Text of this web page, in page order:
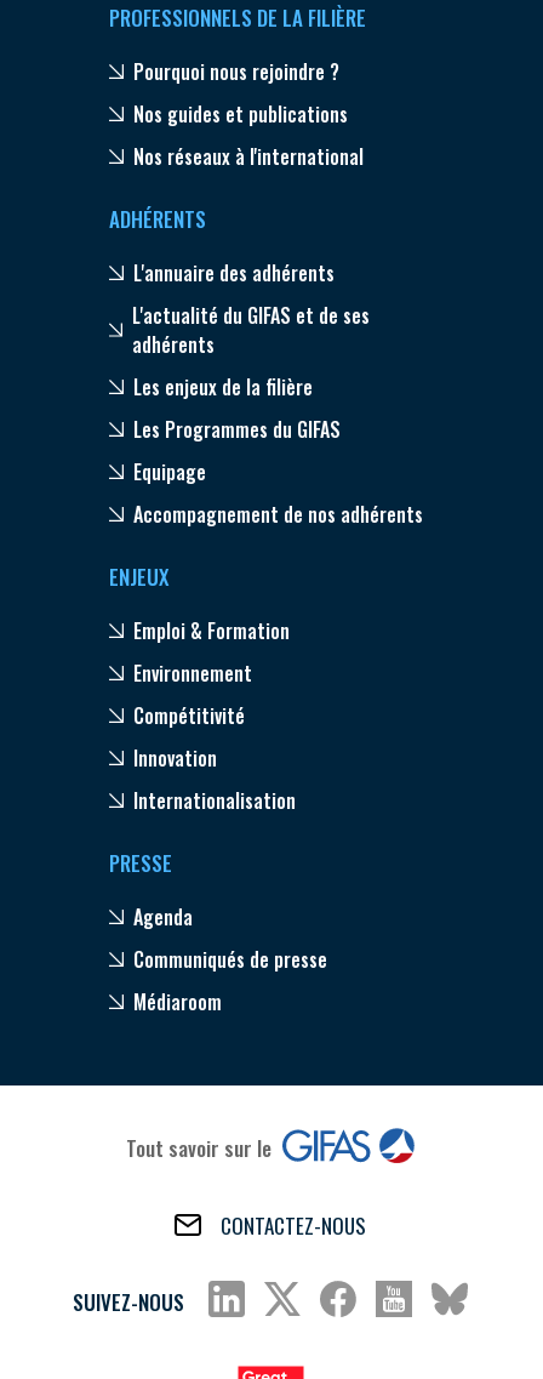
PROFESSIONNELS DE LA FILIÈRE
Pourquoi nous rejoindre ?
Nos guides et publications
Nos réseaux à l'international
ADHÉRENTS
L'annuaire des adhérents
L'actualité du GIFAS et de ses
adhérents
Les enjeux de la filière
Les Programmes du GIFAS
Equipage
Accompagnement de nos adhérents
ENJEUX
Emploi & Formation
Environnement
Compétitivité
Innovation
Internationalisation
PRESSE
Agenda
Communiqués de presse
Médiaroom
Tout savoir sur le
CONTACTEZ-NOUS
SUIVEZ-NOUS